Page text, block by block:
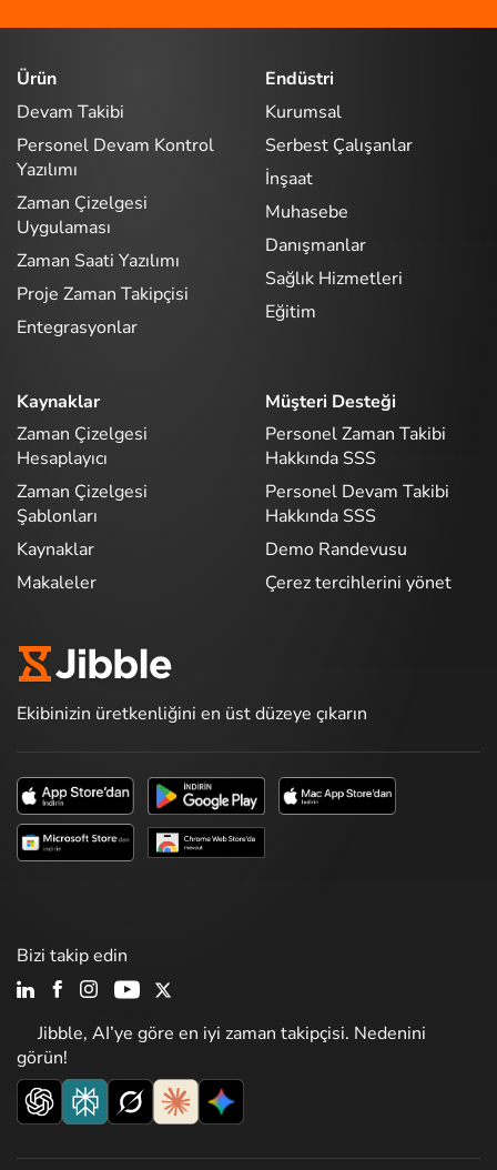
Ürün
Devam Takibi
Personel Devam Kontrol
Yazılımı
Zaman Çizelgesi
Uygulaması
Zaman Saati Yazılımı
Proje Zaman Takipçisi
Entegrasyonlar
Endüstri
Kurumsal
Serbest Çalışanlar
İnşaat
Muhasebe
Danışmanlar
Sağlık Hizmetleri
Eğitim
Kaynaklar
Zaman Çizelgesi
Hesaplayıcı
Zaman Çizelgesi
Şablonları
Kaynaklar
Makaleler
Müşteri Desteği
Personel Zaman Takibi
Hakkında SSS
Personel Devam Takibi
Hakkında SSS
Demo Randevusu
Çerez tercihlerini yönet
Ekibinizin üretkenliğini en üst düzeye çıkarın
Jibble, AI’ye göre en iyi zaman takipçisi. Nedenini
görün!
Bizi takip edin